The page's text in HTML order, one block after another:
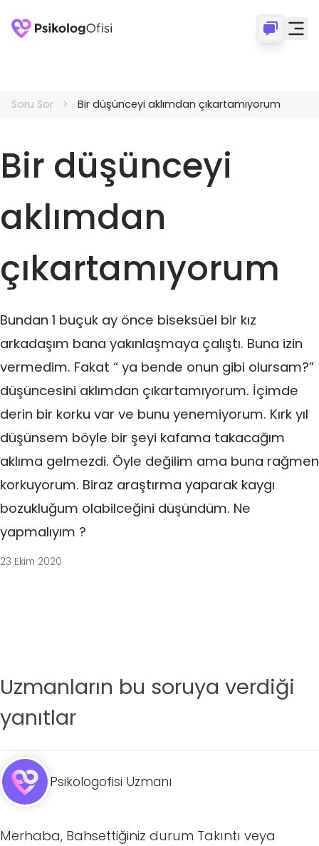
Soru Sor Bir düşünceyi aklımdan çıkartamıyorum
Bir düşünceyi
aklımdan
çıkartamıyorum
Bundan 1 buçuk ay önce biseksüel bir kız
arkadaşım bana yakınlaşmaya çalıştı. Buna izin
vermedim. Fakat “ ya bende onun gibi olursam?”
düşüncesini aklımdan çıkartamıyorum. İçimde
derin bir korku var ve bunu yenemiyorum. Kırk yıl
düşünsem böyle bir şeyi kafama takacağım
aklıma gelmezdi. Öyle değilim ama buna rağmen
korkuyorum. Biraz araştırma yaparak kaygı
bozukluğum olabilceğini düşündüm. Ne
yapmalıyım ?
23 Ekim 2020
Uzmanların bu soruya verdiği
yanıtlar
Psikologofisi Uzmanı
Merhaba, Bahsettiğiniz durum Takıntı veya